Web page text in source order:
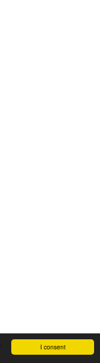
I consent